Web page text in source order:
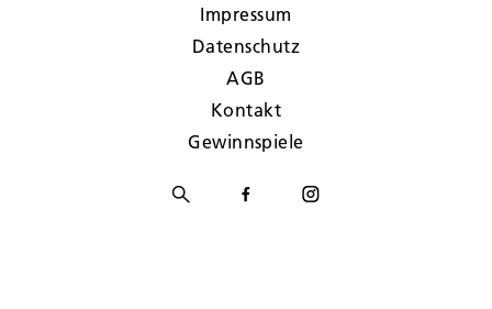
Impressum
Datenschutz
AGB
Kontakt
Gewinnspiele